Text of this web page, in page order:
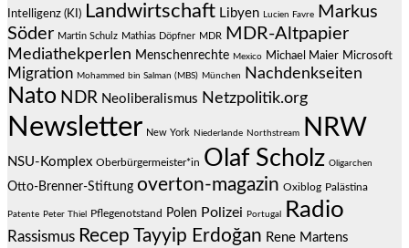
Intelligenz (KI) Landwirtschaft Libyen Lucien Favre
Markus
Söder Martin Schulz Mathias Döpfner MDR MDR-Altpapier
Mediathekperlen Menschenrechte Mexico Michael Maier Microsoft
Migration Mohammed bin Salman (MBS) München Nachdenkseiten
Nato NDR Neoliberalismus Netzpolitik.org
Newsletter New York Niederlande Northstream NRW
NSU-Komplex Oberbürgermeister*in Olaf Scholz Oligarchen
Otto-Brenner-Stiftung overton-magazin Oxiblog Palästina
Patente Peter Thiel Pflegenotstand Polen Polizei Portugal Radio
Rassismus Recep Tayyip Erdoğan Rene Martens